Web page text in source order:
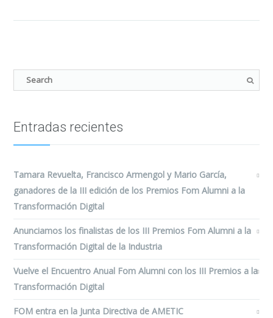
Entradas recientes
Tamara Revuelta, Francisco Armengol y Mario García,
ganadores de la III edición de los Premios Fom Alumni a la
Transformación Digital
Anunciamos los finalistas de los III Premios Fom Alumni a la
Transformación Digital de la Industria
Vuelve el Encuentro Anual Fom Alumni con los III Premios a la
Transformación Digital
FOM entra en la Junta Directiva de AMETIC